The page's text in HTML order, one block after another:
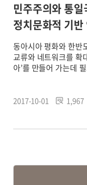
민주주의와 통
정치문화적 기반
동아시아 평화와 한반
교류와 네트워크를 확
아’를 만들어 가는데
2017~2018년에 연구
2017-10-01 1,967